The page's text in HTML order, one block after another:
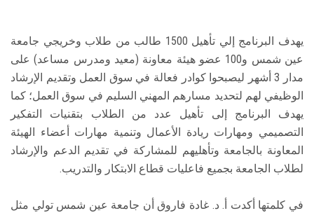
يهدف البرنامج إلي تأهيل 1500 طالب من طلاب وخريجي جامعة
عين شمس و100 عضو هيئة معاونة (معيد ومدرس مساعد) على
مدار 3 أشهر ليصبحوا كوادر فعالة في سوق العمل وتقديم الإرشاد
الوظيفي لهم لتحديد مسارهم المهني السليم في سوق العمل؛ كما
يهدف البرنامج إلى تأهيل عدد من الطلاب بتقنيات التفكير
التصميمي ومهارات ريادة الأعمال وتنمية مهارات أعضاء الهيئة
المعاونة بالجامعة وتأهليهم للمشاركة في تقديم الدعم والإرشاد
لطلاب الجامعة بجميع فاعليات قطاع الابتكار والتدريب.
في كلمتها أكدت أ. د. غادة فاروق أن جامعة عين شمس تولي مثل